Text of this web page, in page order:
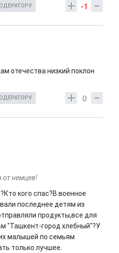
-1
отечества низкий поклон
0
от немцев!
кого спас?В военное
последнее детям из
продукты,все для
"Ташкент-город хлебный"?У
малышей по семьям
только лучшее.